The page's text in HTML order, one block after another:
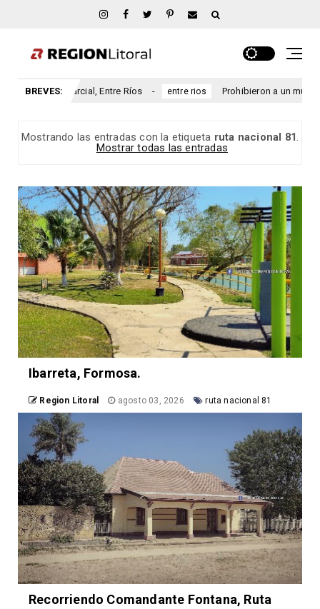
BREVES:
San Marcial, Entre Ríos entre rios Prohibieron a un municipio
Mostrando las entradas con la etiqueta ruta nacional 81 .
Mostrar todas las entradas
Ibarreta, Formosa.
Region Litoral agosto 03, 2026 ruta nacional 81
Recorriendo Comandante Fontana, Ruta